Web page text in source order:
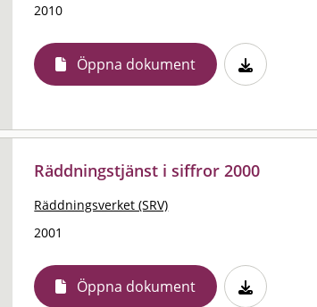
2010
Öppna dokument
Räddningstjänst i siffror 2000
Räddningsverket (SRV)
2001
Öppna dokument